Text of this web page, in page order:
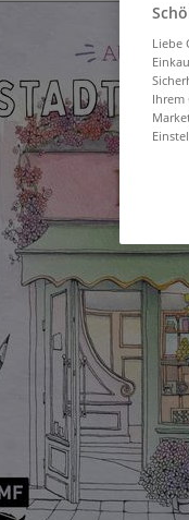
Liebe
Ihrem